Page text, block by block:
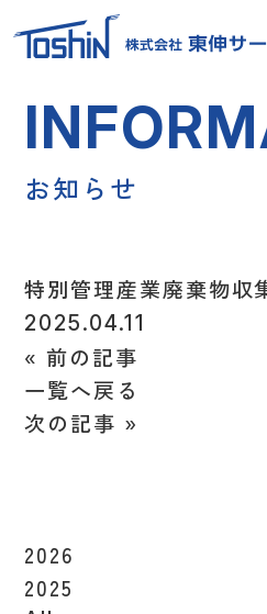
INFORM
お知 ら せ
特別管理産業廃棄物収
2025.04.11
«前の記事
一覧へ戻る
次の記事 »
2026
2025